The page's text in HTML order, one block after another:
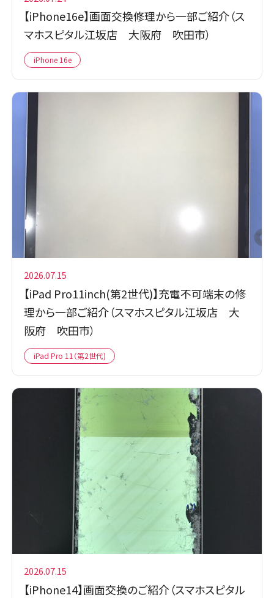
【iPhone16e】画面交換修理から一部ご紹介（ス
マホスピタル江坂店 大阪府 吹田市）
iPhone 16e
2026.07.15
【iPad Pro11inch(第2世代)】充電不可端末の修
理から一部ご紹介（スマホスピタル江坂店 大
阪府 吹田市）
iPad Pro 11（第2世代)
2026.07.15
【iPhone14】画面交換のご紹介（スマホスピタル